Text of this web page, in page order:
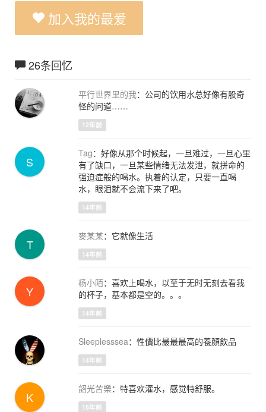
加入我的最爱
26条回忆
平行世界里的我：公司的饮用水总好像有股奇
怪的问道……
12年前
S
Tag：好像从那个时候起，一旦难过，一旦心里
有了缺口，一旦某些情绪无法发泄，就拼命的
强迫症般的喝水。执着的认定，只要一直喝
水，眼泪就不会流下来了吧。
14年前
T
麥某某：它就像生活
14年前
Y
杨小陌：喜欢上喝水，以至于无时无刻去看我
的杯子，基本都是空的。。。
14年前
Sleeplesssea：性價比最最最高的養顏飲品
14年前
K
韶光苦樂：特喜欢灌水，感觉特舒服。
15年前